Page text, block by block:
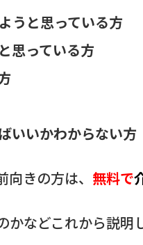
うと思っている方
思っている方
いいかわからない方
きの方は、 無料で
などこれから説明